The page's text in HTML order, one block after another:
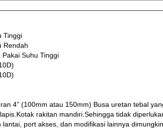
Tinggi
Rendah
Suhu Tinggi
4” (100mm atau 150mm) Busa uretan tebal
rakitan mandiri.Sehingga tidak
port akses, dan modifikasi lainnya